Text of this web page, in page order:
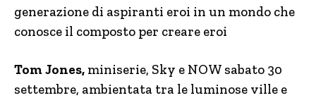
generazione di aspiranti eroi in un mondo che
conosce il composto per creare eroi
Tom Jones, miniserie, Sky e NOW sabato 30
settembre, ambientata tra le luminose ville e